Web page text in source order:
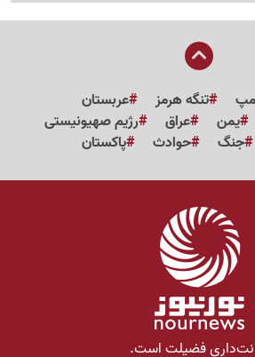
تنگه هرمز
عربستان
یمن عراق
رژیم صهیونیستی
جنگ حوادث پاکستان
فضیلت است.